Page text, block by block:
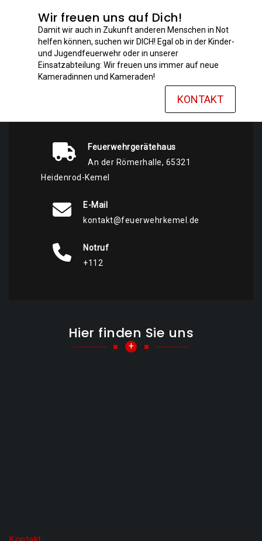
Wir freuen uns auf Dich!
Damit wir auch in Zukunft anderen Menschen in Not
helfen können, suchen wir DICH! Egal ob in der Kinder-
und Jugendfeuerwehr oder in unserer
Einsatzabteilung: Wir freuen uns immer auf neue
Kameradinnen und Kameraden!
KONTAKT
Feuerwehrgerätehaus
An der Römerhalle, 65321
Heidenrod-Kemel
E-Mail
kontakt@feuerwehrkemel.de
Notruf
+112
Hier finden Sie uns
+